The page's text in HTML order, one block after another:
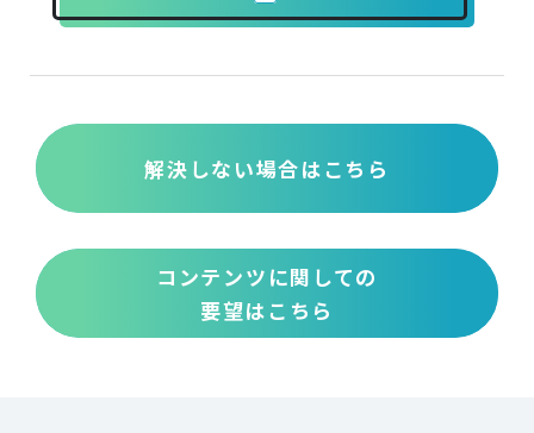
解決しない場合はこちら
コンテンツに関しての
要望はこちら